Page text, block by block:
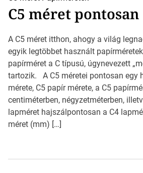
C5 méret pontosan
A C5 méret itthon, ahogy a világ
egyik legtöbbet használt
papírméret a C típusú, úgynevezett
tartozik. A C5 méretei pontosan egy
mérete, C5 papír mérete, a C5
centiméterben, négyzetméterben,
lapméret hajszálpontosan a C4
méret (mm) […]